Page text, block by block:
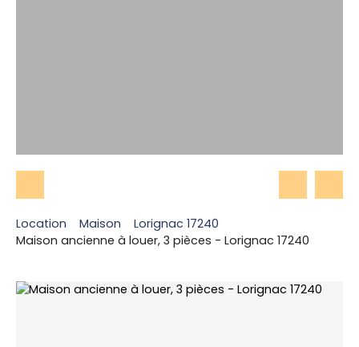
Location Maison
Lorignac 17240
Maison ancienne à louer, 3 pièces - Lorignac 17240